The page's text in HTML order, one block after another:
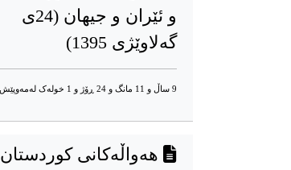
و ئێران و جیهان (24ی
گەلاوێژی 1395)
9 ساڵ و 11 مانگ و 24 ڕۆژ و 1 خوله‌ک له‌مه‌وپێش‌
هەواڵەکانی کوردستان